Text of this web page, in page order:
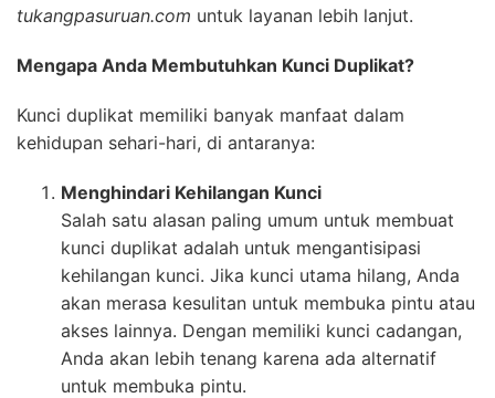
tukangpasuruan.com untuk layanan lebih lanjut.
Mengapa Anda Membutuhkan Kunci Duplikat?
Kunci duplikat memiliki banyak manfaat dalam
kehidupan sehari-hari, di antaranya:
Menghindari Kehilangan Kunci
Salah satu alasan paling umum untuk membuat
kunci duplikat adalah untuk mengantisipasi
kehilangan kunci. Jika kunci utama hilang, Anda
akan merasa kesulitan untuk membuka pintu atau
akses lainnya. Dengan memiliki kunci cadangan,
Anda akan lebih tenang karena ada alternatif
untuk membuka pintu.